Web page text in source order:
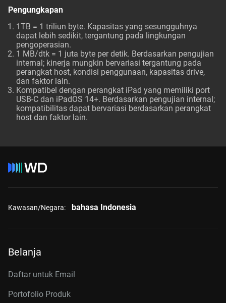
Pengungkapan
1TB = 1 triliun byte. Kapasitas yang sesungguhnya
dapat lebih sedikit, tergantung pada lingkungan
pengoperasian.
1 MB/dtk = 1 juta byte per detik. Berdasarkan pengujian
internal; kinerja mungkin bervariasi tergantung pada
perangkat host, kondisi penggunaan, kapasitas drive,
dan faktor lain.
Kompatibel dengan perangkat iPad yang memiliki port
USB-C dan iPadOS 14+. Berdasarkan pengujian internal;
kompatibilitas dapat bervariasi berdasarkan perangkat
host dan faktor lain.
Kawasan/Negara: bahasa Indonesia
Belanja
Daftar untuk Email
Portofolio Produk